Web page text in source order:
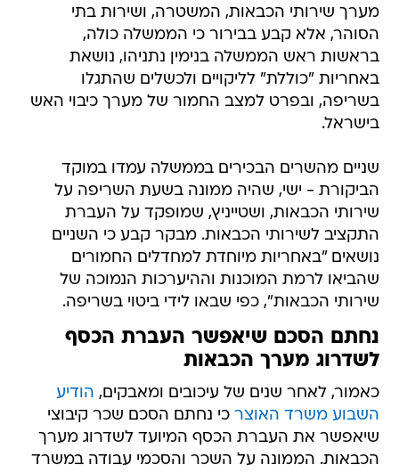
מערך שירותי הכבאות, המשטרה, ושירות בתי
הסוהר, אלא קבע בבירור כי הממשלה כולה,
בראשות ראש הממשלה בנימין נתניהו, נושאת
באחריות "כוללת" לליקויים ולכשלים שהתגלו
בשריפה, ובפרט למצב החמור של מערך כיבוי האש
בישראל.
שניים מהשרים הבכירים בממשלה עמדו במוקד
הביקורת - ישי, שהיה ממונה בשעת השריפה על
שירותי הכבאות, ושטייניץ, שמופקד על העברת
התקציב לשירותי הכבאות. מבקר קבע כי השניים
נושאים "באחריות מיוחדת למחדלים החמורים
שהביאו לרמת המוכנות וההיערכות הנמוכה של
שירותי הכבאות", כפי שבאו לידי ביטוי בשריפה.
נחתם הסכם שיאפשר העברת הכסף
לשדרוג מערך הכבאות
כאמור, לאחר שנים של עיכובים ומאבקים, הודיע
השבוע משרד האוצר כי נחתם הסכם שכר קיבוצי
שיאפשר את העברת הכסף המיועד לשדרוג מערך
הכבאות. הממונה על השכר והסכמי עבודה במשרד